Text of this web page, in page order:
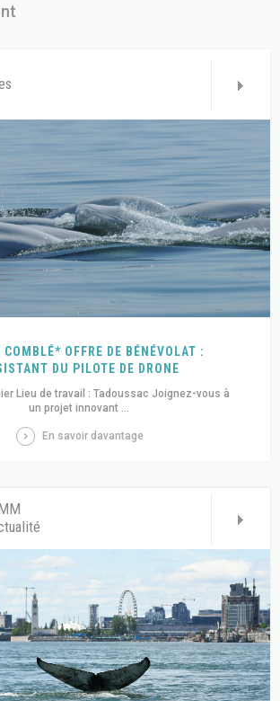
OFFRE DE BÉNÉVOLAT :
DU PILOTE DE DRONE
Lieu de travail : Tadoussac Joignez-vous à
un projet innovant ...
En savoir davantage